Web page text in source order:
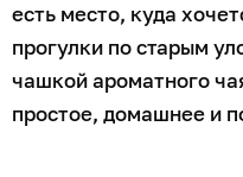
есть место, куда
прогулки по старым
чашкой ароматного
простое, домашнее и